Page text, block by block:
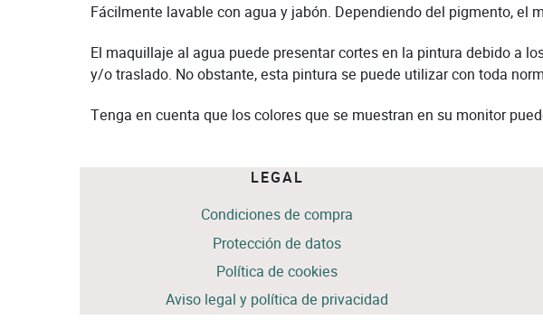
Fácilmente lavable con agua y jabón. Dependiendo del pigmento, el
El maquillaje al agua puede presentar cortes en la pintura debido a
y/o traslado. No obstante, esta pintura se puede utilizar con toda
Tenga en cuenta que los colores que se muestran en su monitor
LEGAL
Condiciones de compra
Protección de datos
Política de cookies
Aviso legal y política de privacidad